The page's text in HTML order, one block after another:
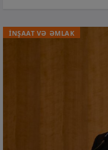
İNŞAAT VƏ ƏMLAK